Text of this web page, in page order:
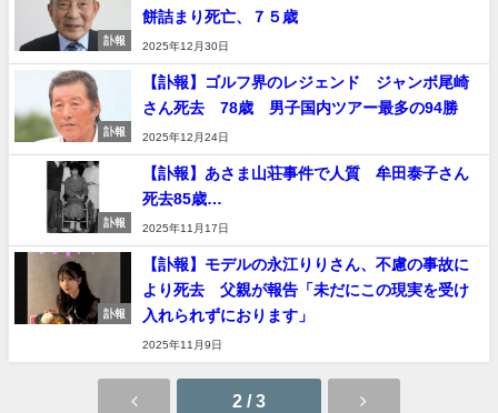
訃報
餅詰まり死亡、７５歳
2025年12月30日
訃報
【訃報】ゴルフ界のレジェンド ジャンボ尾崎
さん死去 78歳 男子国内ツアー最多の94勝
2025年12月24日
訃報
【訃報】あさま山荘事件で人質 牟田泰子さん
死去85歳…
2025年11月17日
訃報
【訃報】モデルの永江りりさん、不慮の事故に
より死去 父親が報告「未だにこの現実を受け
入れられずにおります」
2025年11月9日
2 / 3